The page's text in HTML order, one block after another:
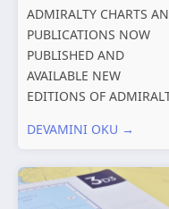
Hizmetlerimiz; gemi
işletmecileri, armatörler,
teknik yönetim şirketleri
ve denizcilik...
ADMIRALTY CHARTS
PUBLICATIONS NOW
PUBLISHED AND
AVAILABLE NEW
EDITIONS OF
PUBLICATIONS New
Charts published 13
August 2026 Chart
DEVAMINI OKU →